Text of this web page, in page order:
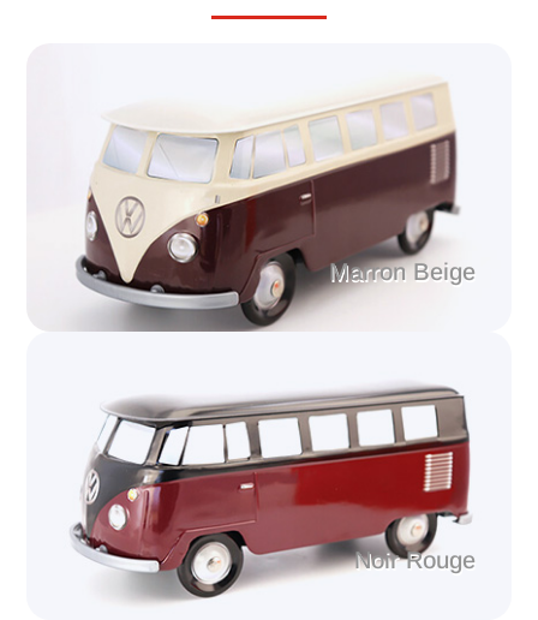
Marron Beige
Noir Rouge